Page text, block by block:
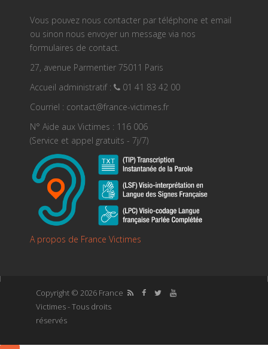
Vous pouvez nous contacter par téléphone et email
ou sinon nous envoyer un message via nos
formulaires de contact.
27, avenue Parmentier 75011 Paris
Accueil administratif :
01 41 83 42 00
Courriel : contact@france-victimes.fr
N° Aide aux Victimes : 116 006
(Service et appel gratuits - 7j/7)
A propos de France Victimes
Copyright © 2026 France
Victimes - Tous droits
réservés